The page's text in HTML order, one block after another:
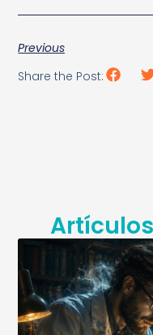
Previous
Share the Post: